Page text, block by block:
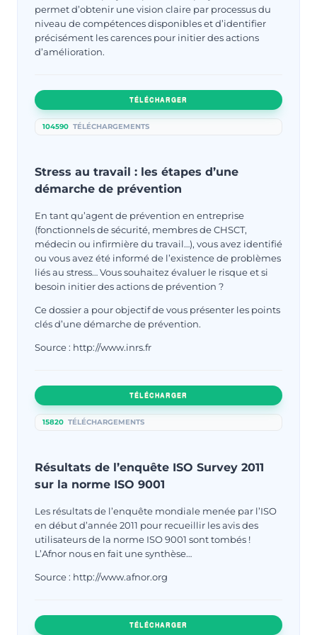
permet d’obtenir une vision claire par processus du
niveau de compétences disponibles et d’identifier
précisément les carences pour initier des actions
d’amélioration.
TÉLÉCHARGER
104590 TÉLÉCHARGEMENTS
Stress au travail : les étapes d’une
démarche de prévention
En tant qu’agent de prévention en entreprise
(fonctionnels de sécurité, membres de CHSCT,
médecin ou infirmière du travail…), vous avez identifié
ou vous avez été informé de l’existence de problèmes
liés au stress… Vous souhaitez évaluer le risque et si
besoin initier des actions de prévention ?
Ce dossier a pour objectif de vous présenter les points
clés d’une démarche de prévention.
Source : http://www.inrs.fr
TÉLÉCHARGER
15820 TÉLÉCHARGEMENTS
Résultats de l’enquête ISO Survey 2011
sur la norme ISO 9001
Les résultats de l’enquête mondiale menée par l’ISO
en début d’année 2011 pour recueillir les avis des
utilisateurs de la norme ISO 9001 sont tombés !
L’Afnor nous en fait une synthèse…
Source : http://www.afnor.org
TÉLÉCHARGER